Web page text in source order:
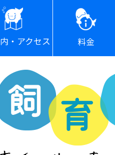
・アクセス 料金